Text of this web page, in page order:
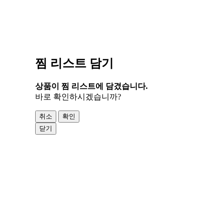
찜 리스트 담기
상품이 찜 리스트에 담겼습니다.
바로 확인하시겠습니까?
취소
확인
닫기